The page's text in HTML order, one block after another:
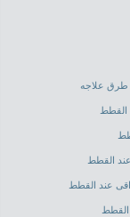
طرق علاجه
القطط
عند القطط